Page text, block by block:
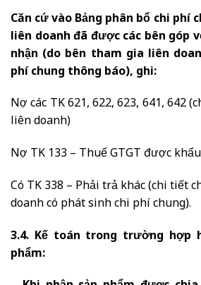
Căn cứ vào Bảng phân bổ chi phí
liên doanh đã được các bên góp
nhận (do bên tham gia liên
phí chung thông báo), ghi:
Nợ các TK 621, 622, 623, 641, 642
liên doanh)
Nợ TK 133 – Thuế GTGT được
Có TK 338 – Phải trả khác (chi tiết
doanh có phát sinh chi phí chung).
3.4. Kế toán trong trường hợp
phẩm: